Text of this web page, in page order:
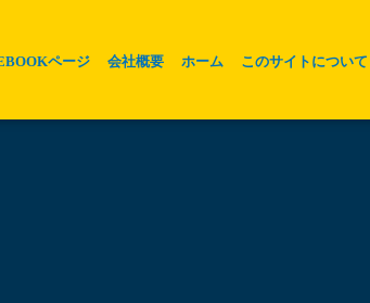
ページ 会社概要 ホーム このサイトについて